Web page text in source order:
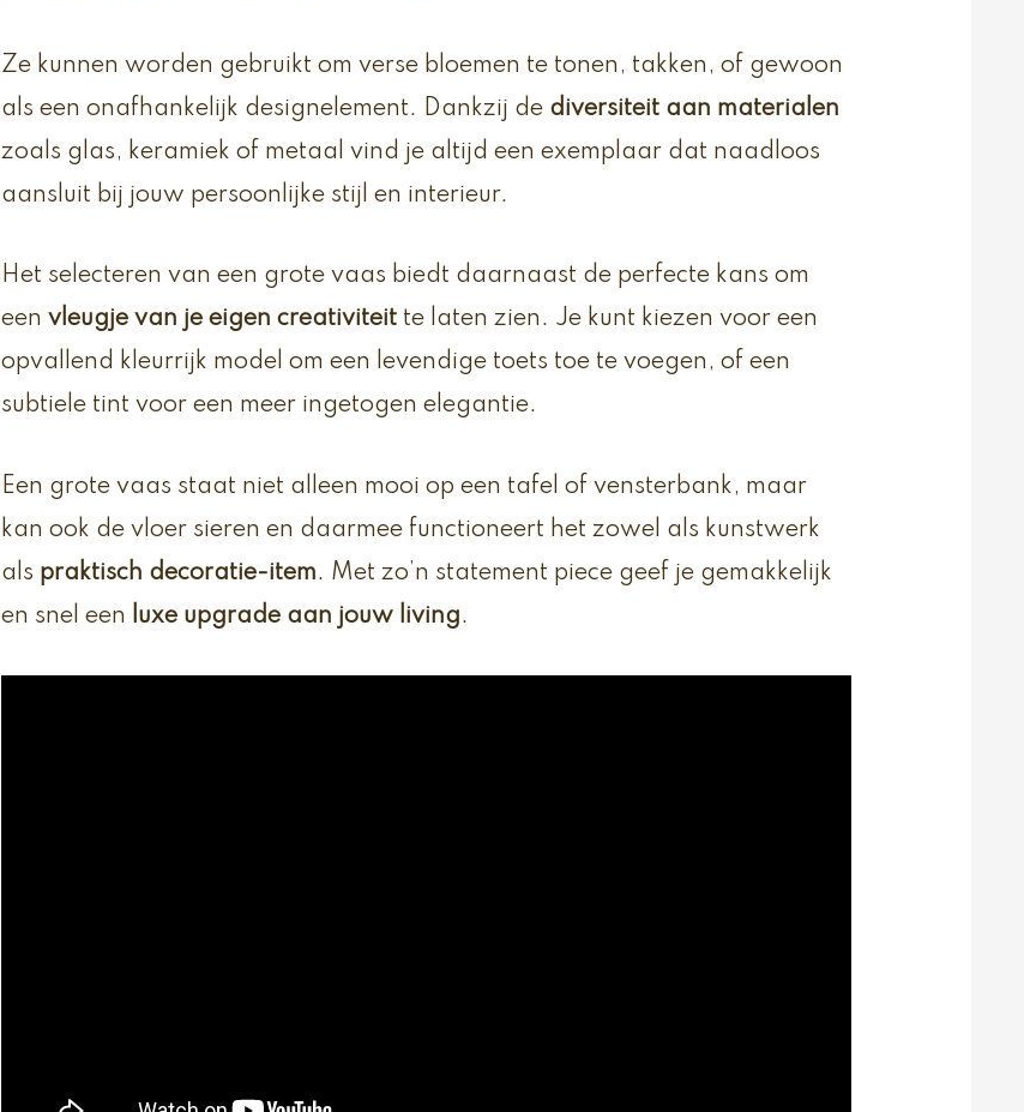
Ze kunnen worden gebruikt om verse bloemen te tonen, takken, of gewoon
als een onafhankelijk designelement. Dankzij de diversiteit aan materialen
zoals glas, keramiek of metaal vind je altijd een exemplaar dat naadloos
aansluit bij jouw persoonlijke stijl en interieur.
Het selecteren van een grote vaas biedt daarnaast de perfecte kans om
een vleugje van je eigen creativiteit te laten zien. Je kunt kiezen voor een
opvallend kleurrijk model om een levendige toets toe te voegen, of een
subtiele tint voor een meer ingetogen elegantie.
Een grote vaas staat niet alleen mooi op een tafel of vensterbank, maar
kan ook de vloer sieren en daarmee functioneert het zowel als kunstwerk
als praktisch decoratie-item. Met zo’n statement piece geef je gemakkelijk
en snel een
luxe upgrade aan jouw living.